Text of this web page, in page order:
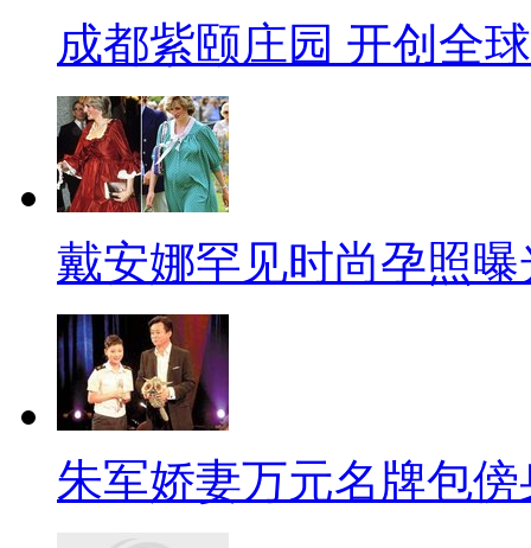
成都紫颐庄园 开创全
戴安娜罕见时尚孕照
朱军娇妻万元名牌包